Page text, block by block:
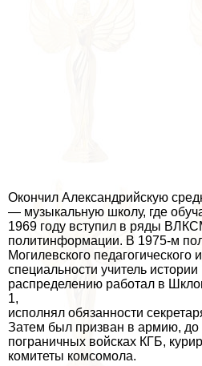
Окончил Александрийскую
— музыкальную школу, где
1969 году вступил в ряды
политинформации. В 1975-м
Могилевского педагогического
специальности учитель
распределению работал в
1,
исполнял обязанности
Затем был призван в армию, до
пограничных войсках КГБ,
комитеты комсомола.